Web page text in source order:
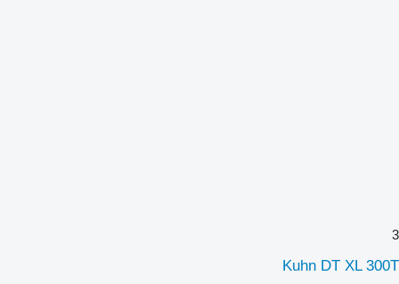
3
Kuhn DT XL 300T